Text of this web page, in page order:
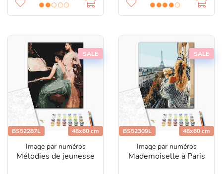
SALE
BS52287L 48x60 cm
Image par numéros
Mélodies de jeunesse
SALE
BS52309L 48x60 cm
Image par numéros
Mademoiselle à Paris